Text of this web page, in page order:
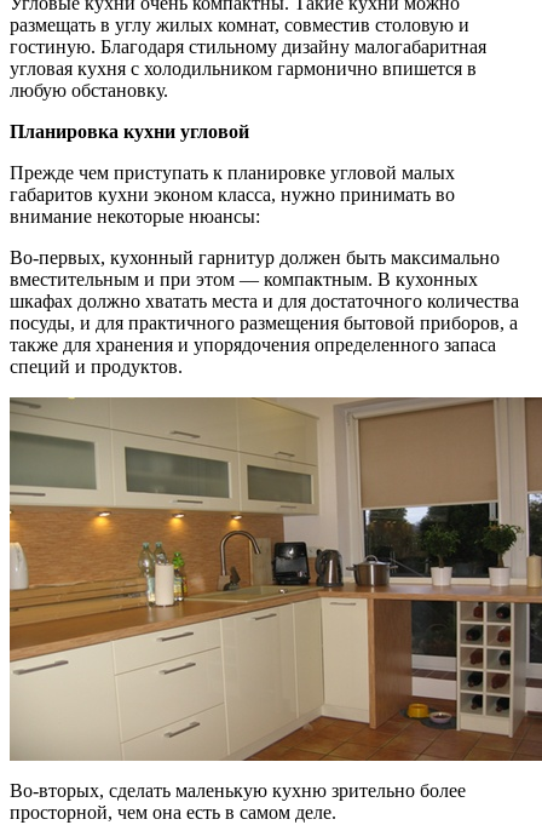
размещать в углу жилых комнат, совместив столовую и
гостиную. Благодаря стильному дизайну малогабаритная
угловая кухня с холодильником гармонично впишется в
любую обстановку.
Планировка кухни угловой
Прежде чем приступать к планировке угловой малых
габаритов кухни эконом класса, нужно принимать во
внимание некоторые нюансы:
Во-первых, кухонный гарнитур должен быть максимально
вместительным и при этом — компактным. В кухонных
шкафах должно хватать места и для достаточного количества
посуды, и для практичного размещения бытовой приборов, а
также для хранения и упорядочения определенного запаса
специй и продуктов.
Во-вторых, сделать маленькую кухню зрительно более
просторной, чем она есть в самом деле.